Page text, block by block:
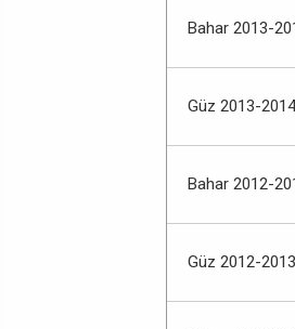
Bahar 2013-
Güz 2013-
Bahar 2012-
Güz 2012-2013